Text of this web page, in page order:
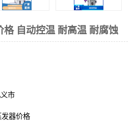
自动控温 耐高温 耐腐蚀
市
器价格